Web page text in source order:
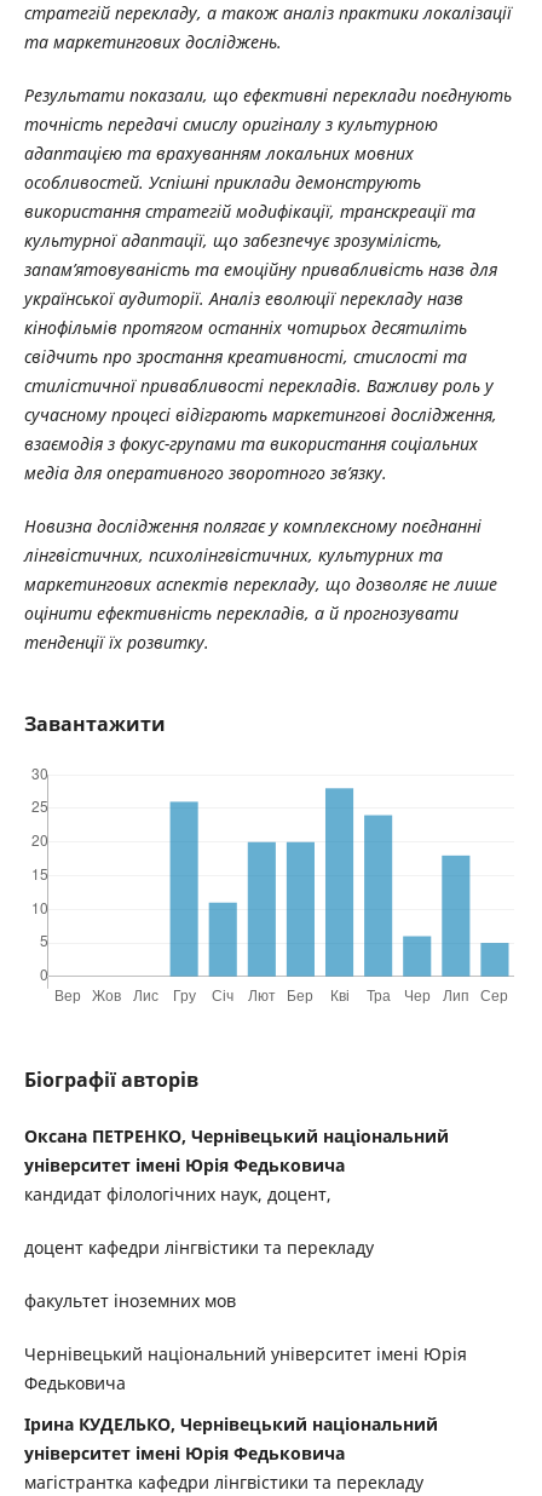
стратегій перекладу, а також аналіз практики локалізації
та маркетингових досліджень.
Результати показали, що ефективні переклади поєднують
точність передачі смислу оригіналу з культурною
адаптацією та врахуванням локальних мовних
особливостей. Успішні приклади демонструють
використання стратегій модифікації, транскреації та
культурної адаптації, що забезпечує зрозумілість,
запам’ятовуваність та емоційну привабливість назв для
української аудиторії. Аналіз еволюції перекладу назв
кінофільмів протягом останніх чотирьох десятиліть
свідчить про зростання креативності, стислості та
стилістичної привабливості перекладів. Важливу роль у
сучасному процесі відіграють маркетингові дослідження,
взаємодія з фокус-групами та використання соціальних
медіа для оперативного зворотного зв’язку.
Новизна дослідження полягає у комплексному поєднанні
лінгвістичних, психолінгвістичних, культурних та
маркетингових аспектів перекладу, що дозволяє не лише
оцінити ефективність перекладів, а й прогнозувати
тенденції їх розвитку.
Завантажити
Біографії авторів
Оксана ПЕТРЕНКО, Чернівецький національний
університет імені Юрія Федьковича
кандидат філологічних наук, доцент,
доцент кафедри лінгвістики та перекладу
факультет іноземних мов
Чернівецький національний університет імені Юрія
Федьковича
Ірина КУДЕЛЬКО, Чернівецький національний
університет імені Юрія Федьковича
магістрантка кафедри лінгвістики та перекладу